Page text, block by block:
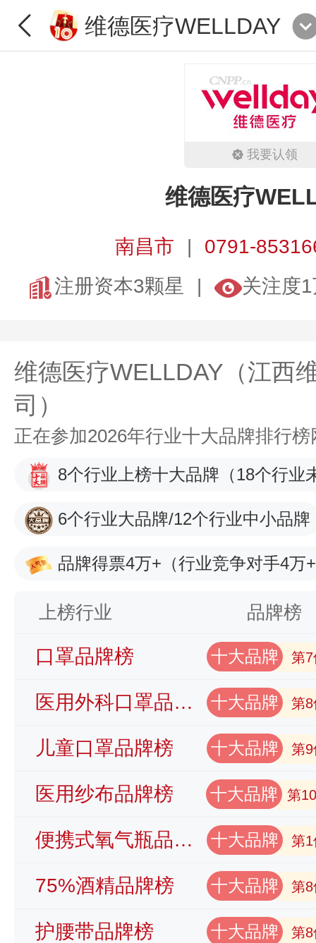
维德医疗WELLDAY
我要认领
维德医疗
南昌市
0791-
注册资本3颗星
关注度
维德医疗WELLDAY（江西
司）
正在参加2026年行业十大品牌排行
8个行业上榜十大品牌 （18个行业
6个行业大品牌/12个行业中小品牌
品牌得票4万+ （行业竞争对手4万
上榜行业 品牌榜
口罩品牌榜 十大品牌 第7
医用外科口罩品牌榜 十大品牌 第8
儿童口罩品牌榜 十大品牌 第9
医用纱布品牌榜 十大品牌 第
便携式氧气瓶品牌榜 十大品牌 第1
75%酒精品牌榜 十大品牌 第8
护腰带品牌榜 十大品牌 第8